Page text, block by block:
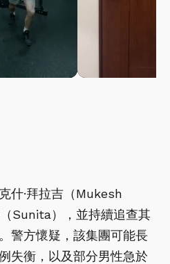
什·拜拉吉（Mukesh
Sunita），並持續追查其
警方懷疑，該集團可能長
失衡，以及部分男性急於